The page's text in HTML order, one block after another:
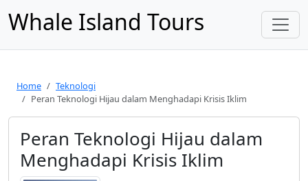
Whale Island Tours
Home
Teknologi
Peran Teknologi Hijau dalam Menghadapi Krisis Iklim
Peran Teknologi Hijau dalam
Menghadapi Krisis Iklim